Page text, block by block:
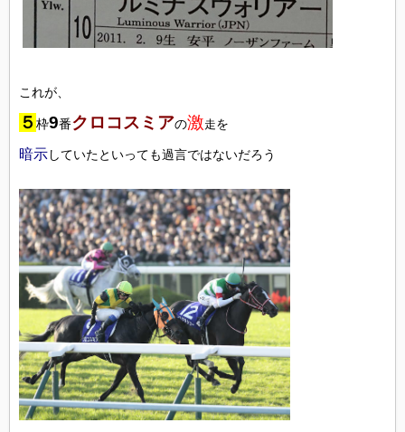
これが、
５ 枠9番クロコスミアの激走を
暗示していたといっても過言ではないだろう